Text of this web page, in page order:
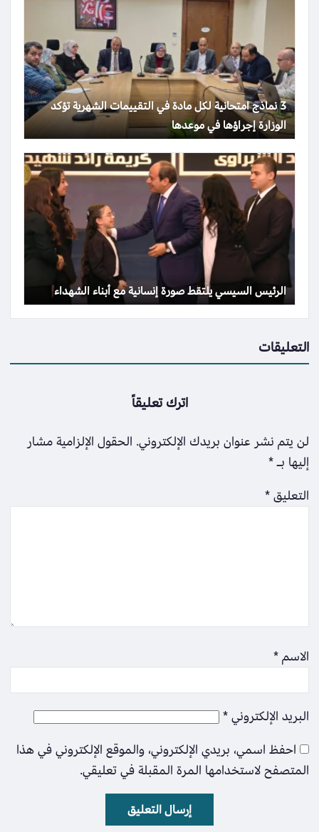
3 نماذج امتحانية لكل مادة في التقييمات الشهرية تؤكد
الوزارة إجراؤها في موعدها
الرئيس السيسي يلتقط صورة إنسانية مع أبناء الشهداء
التعليقات
اترك تعليقاً
لن يتم نشر عنوان بريدك الإلكتروني. الحقول الإلزامية مشار
إليها بـ*
التعليق*
الاسم*
البريد الإلكتروني*
احفظ اسمي، بريدي الإلكتروني، والموقع الإلكتروني في هذا
المتصفح لاستخدامها المرة المقبلة في تعليقي.